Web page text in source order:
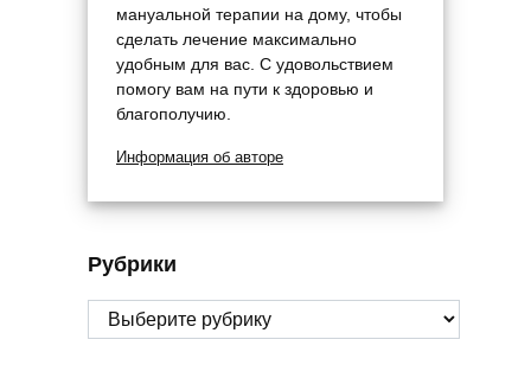
мануальной терапии на дому, чтобы
сделать лечение максимально
удобным для вас. С удовольствием
помогу вам на пути к здоровью и
благополучию.
Информация об авторе
Рубрики
Рубрики